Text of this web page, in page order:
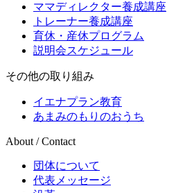
ママディレクター養成講座
トレーナー養成講座
育休・産休プログラム
説明会スケジュール
その他の取り組み
イエナプラン教育
あまみのもりのおうち
About / Contact
団体について
代表メッセージ